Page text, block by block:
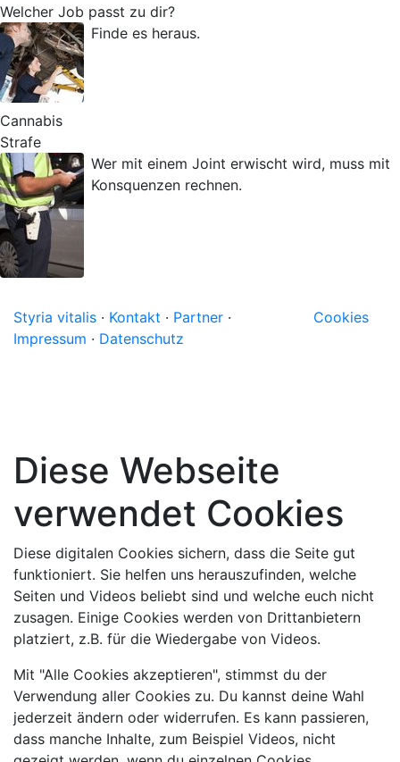
Welcher Job passt zu dir?
Finde es heraus.
Cannabis
Strafe
Wer mit einem Joint erwischt wird, muss mit
Konsquenzen rechnen.
Styria vitalis · Kontakt · Partner ·
Impressum · Datenschutz
Cookies
Diese Webseite
verwendet Cookies
Diese digitalen Cookies sichern, dass die Seite gut
funktioniert. Sie helfen uns herauszufinden, welche
Seiten und Videos beliebt sind und welche euch nicht
zusagen. Einige Cookies werden von Drittanbietern
platziert, z.B. für die Wiedergabe von Videos.
Mit "Alle Cookies akzeptieren", stimmst du der
Verwendung aller Cookies zu. Du kannst deine Wahl
jederzeit ändern oder widerrufen. Es kann passieren,
dass manche Inhalte, zum Beispiel Videos, nicht